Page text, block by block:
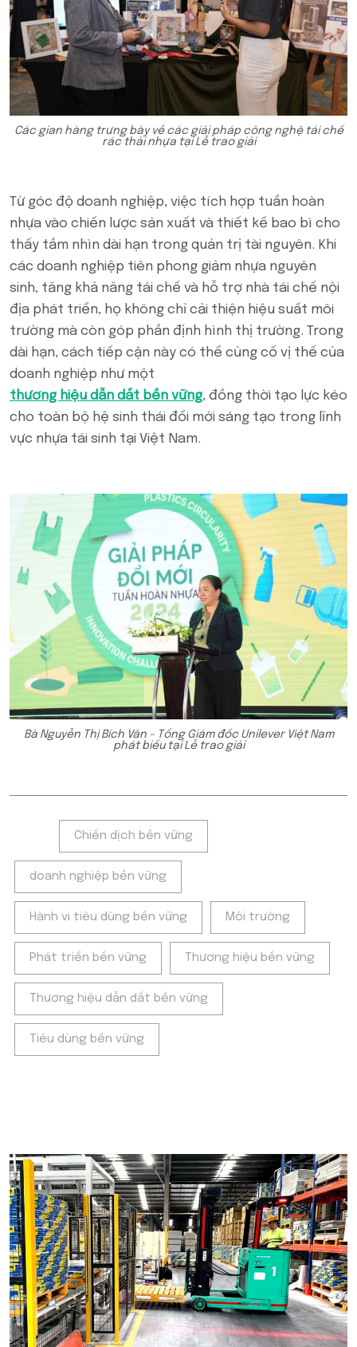
Các gian hàng trưng bày về các giải pháp công nghệ tái chế
rác thải nhựa tại Lễ trao giải
Từ góc độ doanh nghiệp, việc tích hợp tuần hoàn
nhựa vào chiến lược sản xuất và thiết kế bao bì cho
thấy tầm nhìn dài hạn trong quản trị tài nguyên. Khi
các doanh nghiệp tiên phong giảm nhựa nguyên
sinh, tăng khả năng tái chế và hỗ trợ nhà tái chế nội
địa phát triển, họ không chỉ cải thiện hiệu suất môi
trường mà còn góp phần định hình thị trường. Trong
dài hạn, cách tiếp cận này có thể củng cố vị thế của
doanh nghiệp như một
thương hiệu dẫn dắt bền vững, đồng thời tạo lực kéo
cho toàn bộ hệ sinh thái đổi mới sáng tạo trong lĩnh
vực nhựa tái sinh tại Việt Nam.
Bà Nguyễn Thị Bích Vân – Tổng Giám đốc Unilever Việt Nam
phát biểu tại Lễ trao giải
Chiến dịch bền vững
doanh nghiệp bền vững
Hành vi tiêu dùng bền vững Môi trường
Phát triển bền vững Thương hiệu bền vững
Thương hiệu dẫn dắt bền vững
Tiêu dùng bền vững